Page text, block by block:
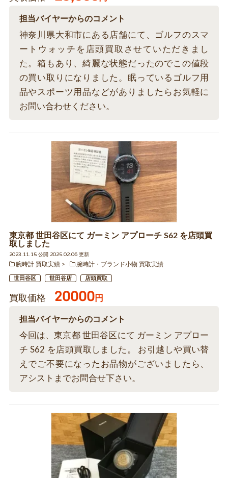
担当バイヤーからのコメント
神奈川県大和市にある店舗にて、ゴルフのスマ
ートウォッチを店頭買取させていただきまし
た。箱もあり、綺麗な状態だったのでこの値段
の買い取りになりました。眠っているゴルフ用
品やスポーツ用品などがありましたらお気軽に
お問い合わせください。
東京都 世田谷区にて ガーミン アプローチ S62 を店頭買
取しました
2023.11.15 公開 2025.02.06 更新
腕時計 買取実績
腕時計・ブランド小物 買取実績
世田谷区 世田谷店 店頭買取
買取価格 20000円
担当バイヤーからのコメント
今回は、東京都 世田谷区にて ガーミン アプロー
チ S62 を店頭買取しました。 お引越しや買い替
えでご不要になったお品物がございましたら、
アシストまでお問合せ下さい。